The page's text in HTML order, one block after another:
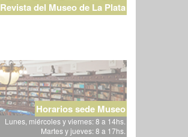
Revista del Museo de La Plata
Horarios sede Museo
Lunes, miércoles y viernes: 8 a 14hs.
Martes y jueves: 8 a 17hs.